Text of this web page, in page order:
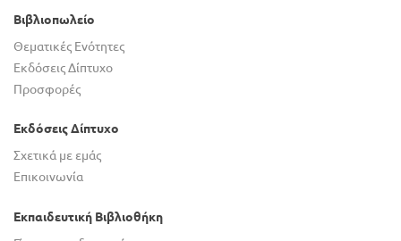
Βιβλιοπωλείο
Θεματικές Ενότητες
Εκδόσεις Δίπτυχο
Προσφορές
Εκδόσεις Δίπτυχο
Σχετικά με εμάς
Επικοινωνία
Εκπαιδευτική Βιβλιοθήκη